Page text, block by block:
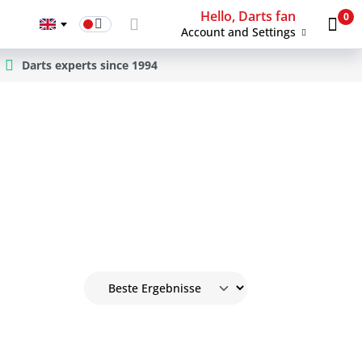
Hello, Darts fan
Account and Settings
0
Darts experts since 1994